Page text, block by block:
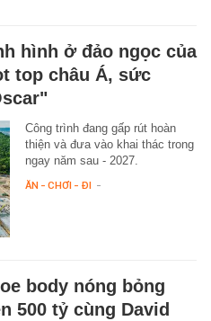
hình ở đảo ngọc của
top châu Á, sức
Công trình đang gấp rút hoàn
thiện và đưa vào khai thác trong
ngay năm sau - 2027.
ĂN - CHƠI - ĐI -
body nóng bỏng
500 tỷ cùng David